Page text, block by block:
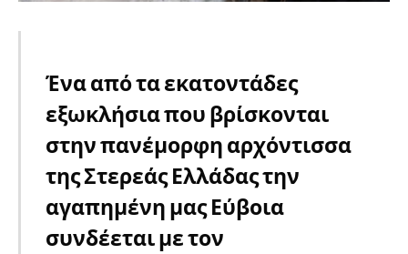
Ένα από τα εκατοντάδες
εξωκλήσια που βρίσκονται
στην πανέμορφη αρχόντισσα
της Στερεάς Ελλάδας την
αγαπημένη μας Εύβοια
συνδέεται με τον